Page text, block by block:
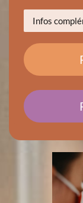
Infos
Un
RDV
puis le
Carte cadeau
si le code
ésite pas à